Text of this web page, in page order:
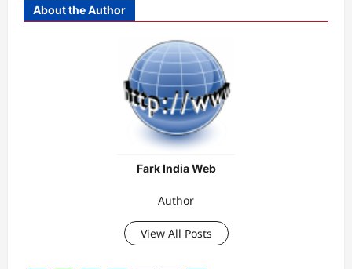
About the Author
Fark India Web
Author
View All Posts